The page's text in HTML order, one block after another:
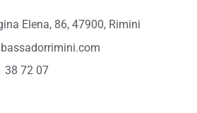
Elena, 86, 47900, Rimini
38 72 07